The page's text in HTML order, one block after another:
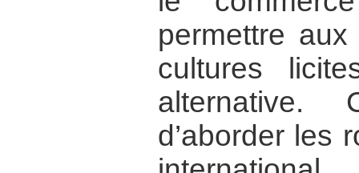
permettre
cultures
alternative.
d’aborder les